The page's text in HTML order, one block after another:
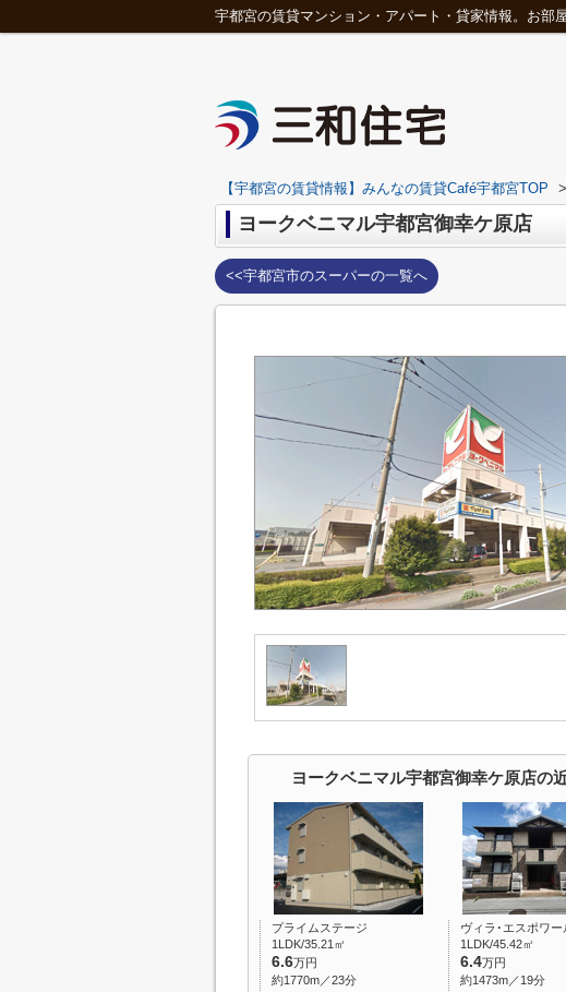
宇都宮の賃貸マンション・アパート・貸家情報。お部
【宇都宮の賃貸情報】みんなの賃貸Café宇都宮TOP >
ヨークベニマル宇都宮御幸ケ原店
<<宇都宮市のスーパーの一覧へ
ヨークベニマル宇都宮御幸ケ原店の
プライムステージ
1LDK/35.21㎡
6.6万円
約1770m／23分
ヴィラ･エスポワ
1LDK/45.42㎡
6.4万円
約1473m／19分